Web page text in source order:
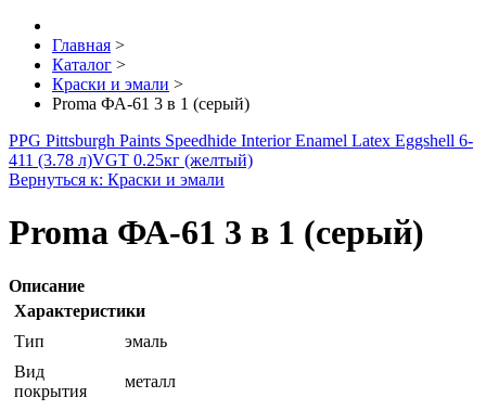
Главная >
Каталог >
Краски и эмали >
Proma ФА-61 3 в 1 (серый)
PPG Pittsburgh Paints Speedhide Interior Enamel Latex Eggshell 6-
411 (3.78 л)VGT 0.25кг (желтый)
Вернуться к: Краски и эмали
Proma ФА-61 3 в 1 (серый)
Описание
Характеристики
Тип
эмаль
Вид
покрытия
металл